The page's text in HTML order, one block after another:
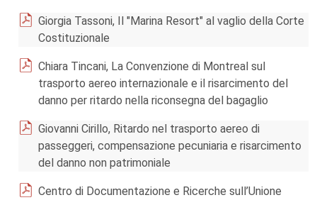
Giorgia Tassoni, Il "Marina Resort" al vaglio della Corte
Costituzionale
Chiara Tincani, La Convenzione di Montreal sul
trasporto aereo internazionale e il risarcimento del
danno per ritardo nella riconsegna del bagaglio
Giovanni Cirillo, Ritardo nel trasporto aereo di
passeggeri, compensazione pecuniaria e risarcimento
del danno non patrimoniale
Centro di Documentazione e Ricerche sull’Unione